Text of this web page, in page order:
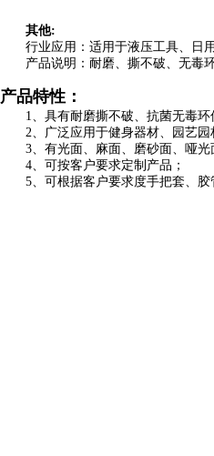
其他:
行业应用：适用于液压工具、日
产品说明：耐磨、撕不破、无毒
产品特性：
1、具有耐磨撕不破、抗菌无毒
2、广泛应用于健身器材、园艺
3、有光面、麻面、磨砂面、哑光
4、可按客户要求定制产品；
5、可根据客户要求度手把套、胶